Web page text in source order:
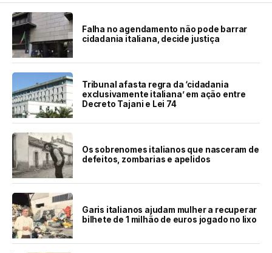
Falha no agendamento não pode barrar
cidadania italiana, decide justiça
Tribunal afasta regra da ‘cidadania
exclusivamente italiana’ em ação entre
Decreto Tajani e Lei 74
Os sobrenomes italianos que nasceram de
defeitos, zombarias e apelidos
Garis italianos ajudam mulher a recuperar
bilhete de 1 milhão de euros jogado no lixo